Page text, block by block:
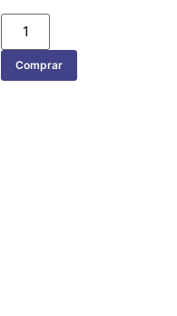
Comprar